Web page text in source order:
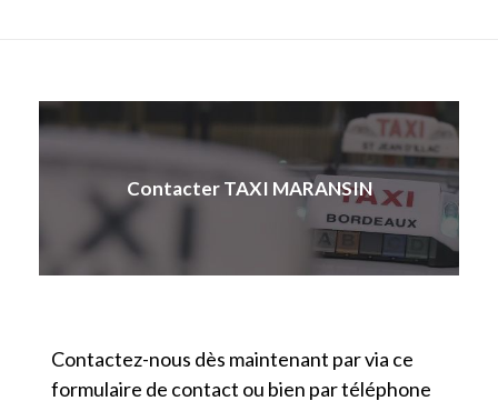
Contacter TAXI MARANSIN
Contactez-nous dès maintenant par via ce
formulaire de contact ou bien par téléphone